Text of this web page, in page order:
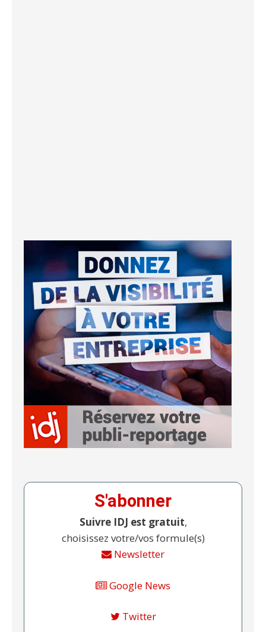
S'abonner
Suivre IDJ est gratuit,
choisissez votre/vos formule(s)
Newsletter
Google News
Twitter